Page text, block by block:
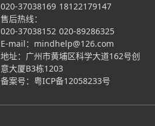
020-37038169 18122179147
售后热线：
020-37038152 020-89286325
E-mail：mindhelp@126.com
地址：广州市黄埔区科学大道162号创
意大厦B3栋1203
备案号： 粤ICP备12058233号